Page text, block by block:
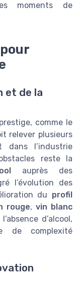
moments de
et de la
comme le
relever plusieurs
dans l’industrie
reste la
auprès des
l’évolution des
du profil
rouge,vin blanc
d’alcool,
de complexité